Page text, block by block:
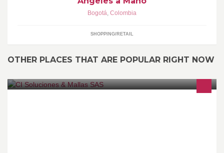
Bogotá, Colombia
SHOPPING/RETAIL
OTHER PLACES THAT ARE POPULAR RIGHT NOW